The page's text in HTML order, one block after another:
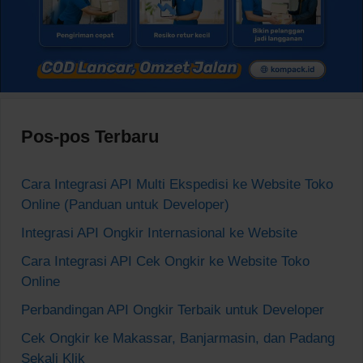
Pos-pos Terbaru
Cara Integrasi API Multi Ekspedisi ke Website Toko
Online (Panduan untuk Developer)
Integrasi API Ongkir Internasional ke Website
Cara Integrasi API Cek Ongkir ke Website Toko
Online
Perbandingan API Ongkir Terbaik untuk Developer
Cek Ongkir ke Makassar, Banjarmasin, dan Padang
Sekali Klik